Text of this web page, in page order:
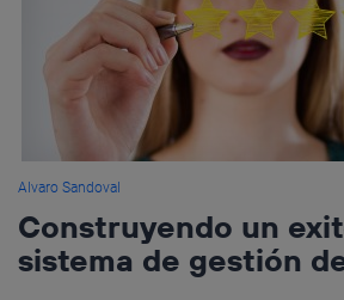
Alvaro Sandoval
Construyendo un
sistema de gestión